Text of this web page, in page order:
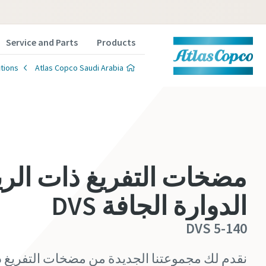
Products
Service and Parts
Atlas Copco Saudi Arabia
مضخات التفريغ ذات
الدوارة الجافة DVS
DVS 5-140
نقدم لك مجموعتنا الجديدة من مضخات التفريغ
experts
experts
experts
experts
experts